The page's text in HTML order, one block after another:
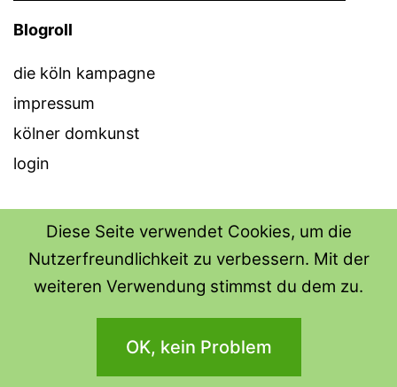
Blogroll
die köln kampagne
impressum
kölner domkunst
login
THE SHIRT SHOPS
Datenschutzerklärung
Stolz präsentiert vonWordPress.
Diese Seite verwendet Cookies, um die
Nutzerfreundlichkeit zu verbessern. Mit der
weiteren Verwendung stimmst du dem zu.
OK, kein Problem